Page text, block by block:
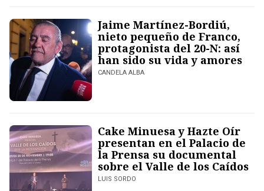
Jaime Martínez-Bordiú,
nieto pequeño de Franco,
protagonista del 20-N: así
han sido su vida y amores
CANDELA ALBA
Cake Minuesa y Hazte Oír
presentan en el Palacio de
la Prensa su documental
sobre el Valle de los Caídos
LUIS SORDO